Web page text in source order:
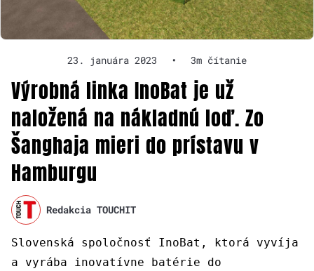
23. januára 2023 • 3m čítanie
Výrobná linka InoBat je už
naložená na nákladnú loď. Zo
Šanghaja mieri do prístavu v
Hamburgu
Redakcia TOUCHIT
Slovenská spoločnosť InoBat, ktorá vyvíja
a vyrába inovatívne batérie do